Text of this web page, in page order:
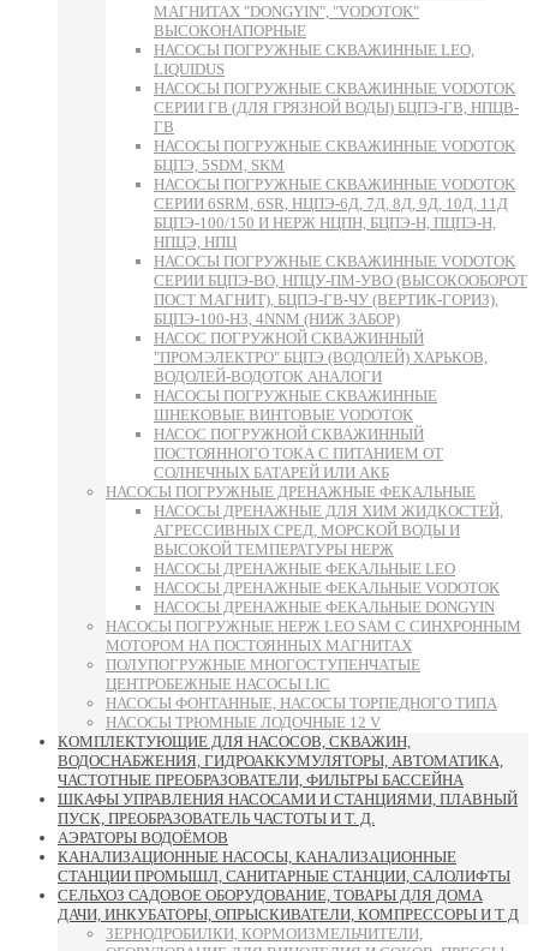
МАГНИТАХ "DONGYIN", "VODOTOK"
ВЫСОКОНАПОРНЫЕ
НАСОСЫ ПОГРУЖНЫЕ СКВАЖИННЫЕ LEO,
LIQUIDUS
НАСОСЫ ПОГРУЖНЫЕ СКВАЖИННЫЕ VODOTOK
СЕРИИ ГВ (ДЛЯ ГРЯЗНОЙ ВОДЫ) БЦПЭ-ГВ, НПЦВ-
ГВ
НАСОСЫ ПОГРУЖНЫЕ СКВАЖИННЫЕ VODOTOK
БЦПЭ, 5SDM, SKM
НАСОСЫ ПОГРУЖНЫЕ СКВАЖИННЫЕ VODOTOK
СЕРИИ 6SRM, 6SR, НЦПЭ-6Д, 7Д, 8Д, 9Д, 10Д, 11Д
БЦПЭ-100/150 И НЕРЖ НЦПН, БЦПЭ-Н, ПЦПЭ-Н,
НПЦЭ, НПЦ
НАСОСЫ ПОГРУЖНЫЕ СКВАЖИННЫЕ VODOTOK
СЕРИИ БЦПЭ-ВО, НПЦУ-ПМ-УВО (ВЫСОКООБОРОТ
ПОСТ МАГНИТ), БЦПЭ-ГВ-ЧУ (ВЕРТИК-ГОРИЗ),
БЦПЭ-100-НЗ, 4NNM (НИЖ ЗАБОР)
НАСОС ПОГРУЖНОЙ СКВАЖИННЫЙ
"ПРОМЭЛЕКТРО" БЦПЭ (ВОДОЛЕЙ) ХАРЬКОВ,
ВОДОЛЕЙ-ВОДОТОК АНАЛОГИ
НАСОСЫ ПОГРУЖНЫЕ СКВАЖИННЫЕ
ШНЕКОВЫЕ ВИНТОВЫЕ VODOTOK
НАСОС ПОГРУЖНОЙ СКВАЖИННЫЙ
ПОСТОЯННОГО ТОКА С ПИТАНИЕМ ОТ
СОЛНЕЧНЫХ БАТАРЕЙ ИЛИ АКБ
НАСОСЫ ПОГРУЖНЫЕ ДРЕНАЖНЫЕ ФЕКАЛЬНЫЕ
НАСОСЫ ДРЕНАЖНЫЕ ДЛЯ ХИМ ЖИДКОСТЕЙ,
АГРЕССИВНЫХ СРЕД, МОРСКОЙ ВОДЫ И
ВЫСОКОЙ ТЕМПЕРАТУРЫ НЕРЖ
НАСОСЫ ДРЕНАЖНЫЕ ФЕКАЛЬНЫЕ LEO
НАСОСЫ ДРЕНАЖНЫЕ ФЕКАЛЬНЫЕ VODOTOK
НАСОСЫ ДРЕНАЖНЫЕ ФЕКАЛЬНЫЕ DONGYIN
НАСОСЫ ПОГРУЖНЫЕ НЕРЖ LEO SAM С СИНХРОННЫМ
МОТОРОМ НА ПОСТОЯННЫХ МАГНИТАХ
ПОЛУПОГРУЖНЫЕ МНОГОСТУПЕНЧАТЫЕ
ЦЕНТРОБЕЖНЫЕ НАСОСЫ LIC
НАСОСЫ ФОНТАННЫЕ, НАСОСЫ ТОРПЕДНОГО ТИПА
НАСОСЫ ТРЮМНЫЕ ЛОДОЧНЫЕ 12 V
КОМПЛЕКТУЮЩИЕ ДЛЯ НАСОСОВ, СКВАЖИН,
ВОДОСНАБЖЕНИЯ, ГИДРОАККУМУЛЯТОРЫ, АВТОМАТИКА,
ЧАСТОТНЫЕ ПРЕОБРАЗОВАТЕЛИ, ФИЛЬТРЫ БАССЕЙНА
ШКАФЫ УПРАВЛЕНИЯ НАСОСАМИ И СТАНЦИЯМИ, ПЛАВНЫЙ
ПУСК, ПРЕОБРАЗОВАТЕЛЬ ЧАСТОТЫ И Т. Д.
АЭРАТОРЫ ВОДОЁМОВ
КАНАЛИЗАЦИОННЫЕ НАСОСЫ, КАНАЛИЗАЦИОННЫЕ
СТАНЦИИ ПРОМЫШЛ, САНИТАРНЫЕ СТАНЦИИ, САЛОЛИФТЫ
СЕЛЬХОЗ САДОВОЕ ОБОРУДОВАНИЕ, ТОВАРЫ ДЛЯ ДОМА
ДАЧИ, ИНКУБАТОРЫ, ОПРЫСКИВАТЕЛИ, КОМПРЕССОРЫ И Т Д
ЗЕРНОДРОБИЛКИ, КОРМОИЗМЕЛЬЧИТЕЛИ,